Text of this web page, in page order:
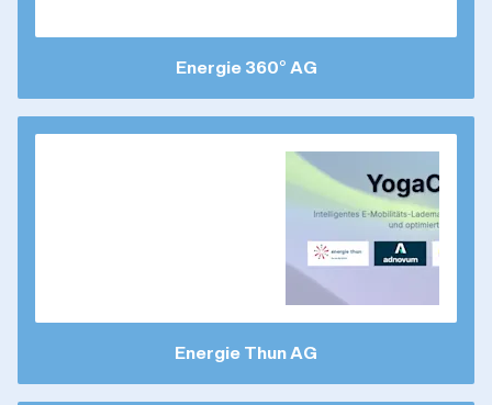
Energie 360° AG
Energie Thun AG